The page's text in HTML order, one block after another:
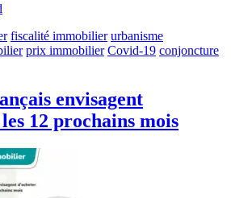
fiscalité immobilier urbanisme
prix immobilier Covid-19 conjoncture
envisagent
12 prochains mois